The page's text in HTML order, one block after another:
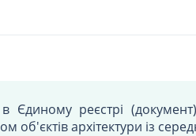
Єдиному реєстрі
об'єктів архітектури із